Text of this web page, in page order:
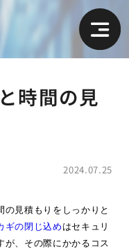
時間の見
2024.07.25
見積もりをしっかりと
ギの閉じ込め はセキュリ
が、その際にかかるコス